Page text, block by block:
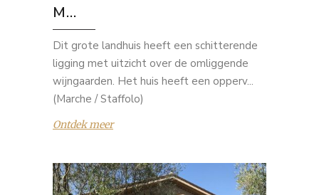
M...
Dit grote landhuis heeft een schitterende
ligging met uitzicht over de omliggende
wijngaarden. Het huis heeft een opperv...
(Marche / Staffolo)
Ontdek meer